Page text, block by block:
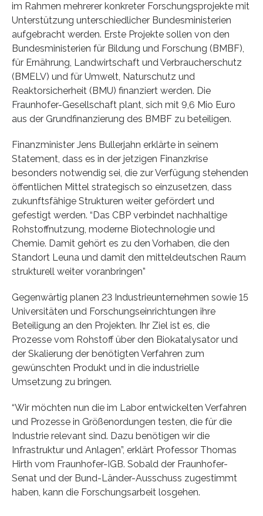
im Rahmen mehrerer konkreter Forschungsprojekte mit
Unterstützung unterschiedlicher Bundesministerien
aufgebracht werden. Erste Projekte sollen von den
Bundesministerien für Bildung und Forschung (BMBF),
für Ernährung, Landwirtschaft und Verbraucherschutz
(BMELV) und für Umwelt, Naturschutz und
Reaktorsicherheit (BMU) finanziert werden. Die
Fraunhofer-Gesellschaft plant, sich mit 9,6 Mio Euro
aus der Grundfinanzierung des BMBF zu beteiligen.
Finanzminister Jens Bullerjahn erklärte in seinem
Statement, dass es in der jetzigen Finanzkrise
besonders notwendig sei, die zur Verfügung stehenden
öffentlichen Mittel strategisch so einzusetzen, dass
zukunftsfähige Strukturen weiter gefördert und
gefestigt werden. “Das CBP verbindet nachhaltige
Rohstoffnutzung, moderne Biotechnologie und
Chemie. Damit gehört es zu den Vorhaben, die den
Standort Leuna und damit den mitteldeutschen Raum
strukturell weiter voranbringen”
Gegenwärtig planen 23 Industrieunternehmen sowie 15
Universitäten und Forschungseinrichtungen ihre
Beteiligung an den Projekten. Ihr Ziel ist es, die
Prozesse vom Rohstoff über den Biokatalysator und
der Skalierung der benötigten Verfahren zum
gewünschten Produkt und in die industrielle
Umsetzung zu bringen.
“Wir möchten nun die im Labor entwickelten Verfahren
und Prozesse in Größenordungen testen, die für die
Industrie relevant sind. Dazu benötigen wir die
Infrastruktur und Anlagen”, erklärt Professor Thomas
Hirth vom Fraunhofer-IGB. Sobald der Fraunhofer-
Senat und der Bund-Länder-Ausschuss zugestimmt
haben, kann die Forschungsarbeit losgehen.